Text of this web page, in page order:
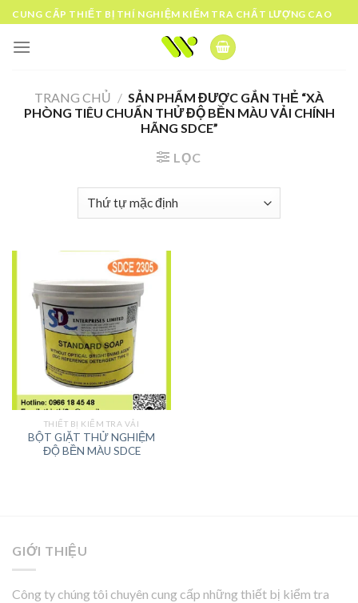
Skip
to
content
CUNG CẤP THIẾT BỊ THÍ NGHIỆM KIỂM TRA CHẤT LƯỢNG CAO
TRANG CHỦ / SẢN PHẨM ĐƯỢC GẮN THẺ “XÀ
PHÒNG TIÊU CHUẨN THỬ ĐỘ BỀN MÀU VẢI CHÍNH
HÃNG SDCE”
LỌC
THIẾT BỊ KIỂM TRA VẢI
BỘT GIẶT THỬ NGHIỆM
ĐỘ BỀN MÀU SDCE
GIỚI THIỆU
Công ty chúng tôi chuyên cung cấp những thiết bị kiểm tra